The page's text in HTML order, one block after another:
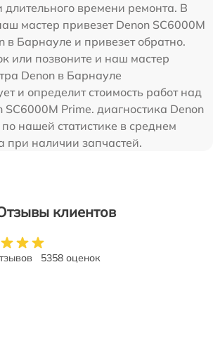
длительного времени ремонта. В
мастер привезет Denon SC6000M
в Барнауле и привезет обратно.
или позвоните и наш мастер
Denon в Барнауле
и определит стоимость работ над
SC6000M Prime. диагностика Denon
нашей статистике в среднем
при наличии запчастей.
клиентов
5358 оценок